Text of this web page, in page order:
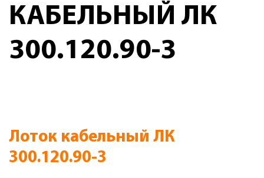
КАБЕЛЬНЫЙ ЛК
300.120.90-3
Лоток кабельный ЛК
300.120.90-3